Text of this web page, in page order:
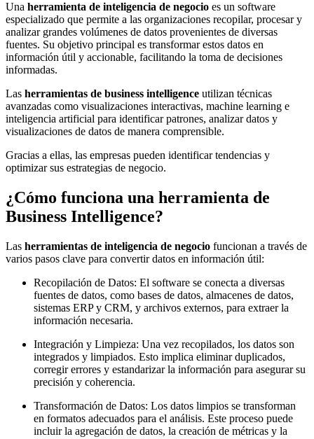
Una herramienta de inteligencia de negocio es un software
especializado que permite a las organizaciones recopilar, procesar y
analizar grandes volúmenes de datos provenientes de diversas
fuentes. Su objetivo principal es transformar estos datos en
información útil y accionable, facilitando la toma de decisiones
informadas.
Las herramientas de business intelligence utilizan técnicas
avanzadas como visualizaciones interactivas, machine learning e
inteligencia artificial para identificar patrones, analizar datos y
visualizaciones de datos de manera comprensible.
Gracias a ellas, las empresas pueden identificar tendencias y
optimizar sus estrategias de negocio.
¿Cómo funciona una herramienta de
Business Intelligence?
Las herramientas de inteligencia de negocio funcionan a través de
varios pasos clave para convertir datos en información útil:
Recopilación de Datos: El software se conecta a diversas
fuentes de datos, como bases de datos, almacenes de datos,
sistemas ERP y CRM, y archivos externos, para extraer la
información necesaria.
Integración y Limpieza: Una vez recopilados, los datos son
integrados y limpiados. Esto implica eliminar duplicados,
corregir errores y estandarizar la información para asegurar su
precisión y coherencia.
Transformación de Datos: Los datos limpios se transforman
en formatos adecuados para el análisis. Este proceso puede
incluir la agregación de datos, la creación de métricas y la